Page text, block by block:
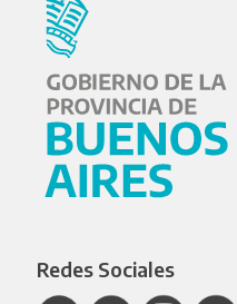
Redes Sociales